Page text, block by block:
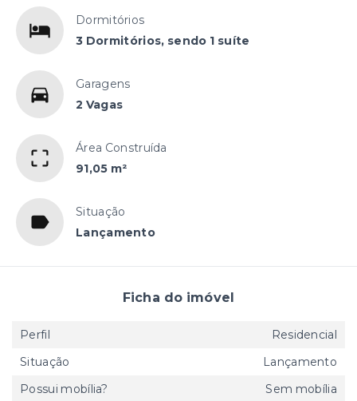
Dormitórios
3 Dormitórios, sendo 1 suíte
Garagens
2 Vagas
Área Construída
91,05 m²
Situação
Lançamento
Ficha do imóvel
Perfil
Residencial
Situação
Lançamento
Possui mobília?
Sem mobília